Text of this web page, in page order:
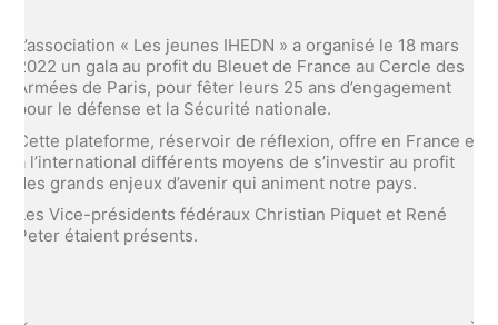
L’association « Les jeunes IHEDN » a organisé le 18 mars
2022 un gala au profit du Bleuet de France au Cercle des
Armées de Paris, pour fêter leurs 25 ans d’engagement
pour le défense et la Sécurité nationale.
Cette plateforme, réservoir de réflexion, offre en France et
à l’international différents moyens de s’investir au profit
des grands enjeux d’avenir qui animent notre pays.
Les Vice-présidents fédéraux Christian Piquet et René
Peter étaient présents.